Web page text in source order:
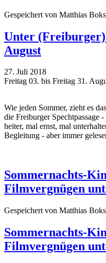
Gespeichert von Matthias
Unter (Freiburger)
August
27. Juli 2018
Freitag 03. bis Freitag 31.
Wie jeden Sommer, zieht es
die Freiburger Spechtpassage
heiter, mal ernst, mal
Begleitung - aber immer
Sommernachts-
Filmvergnügen
Gespeichert von Matthias
Sommernachts-
Filmvergnügen